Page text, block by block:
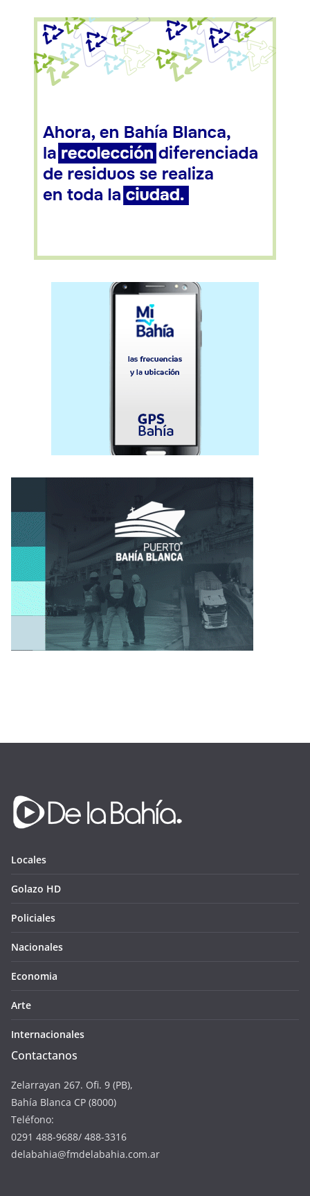
Locales
Golazo HD
Policiales
Nacionales
Economia
Arte
Internacionales
Contactanos
Zelarrayan 267. Ofi. 9 (PB),
Bahía Blanca CP (8000)
Teléfono:
0291 488-9688/ 488-3316
delabahia@fmdelabahia.com.ar